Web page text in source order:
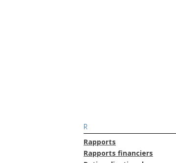
R
Rapports
Rapports financiers